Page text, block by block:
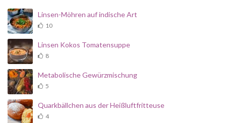
Linsen-Möhren auf indische Art
10
Linsen Kokos Tomatensuppe
8
Metabolische Gewürzmischung
5
Quarkbällchen aus der Heißluftfritteuse
4